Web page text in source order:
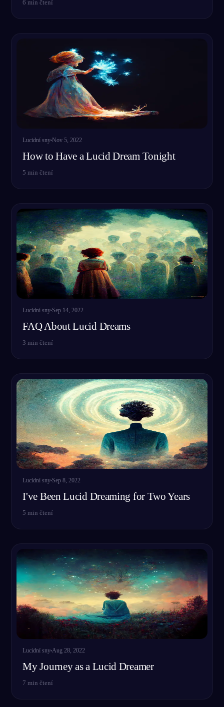
6 min čtení
Lucidní sny Nov 5, 2022
How to Have a Lucid Dream Tonight
5 min čtení
Lucidní sny Sep 14, 2022
FAQ About Lucid Dreams
3 min čtení
Lucidní sny Sep 8, 2022
I've Been Lucid Dreaming for Two Years
5 min čtení
Lucidní sny Aug 28, 2022
My Journey as a Lucid Dreamer
7 min čtení